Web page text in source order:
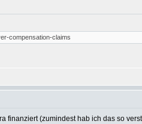
compensation-claims
finanziert (zumindest hab ich das so